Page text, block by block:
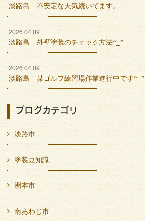
淡路島 不安定な天気続いてます。
2026.04.09
淡路島 外壁塗装のチェック方法^_^
2026.04.09
淡路島 某ゴルフ練習場作業進行中です^_^
ブログカテゴリ
淡路市
塗装豆知識
洲本市
南あわじ市